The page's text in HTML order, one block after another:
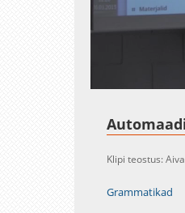
Klipi teostus:
Grammatikad